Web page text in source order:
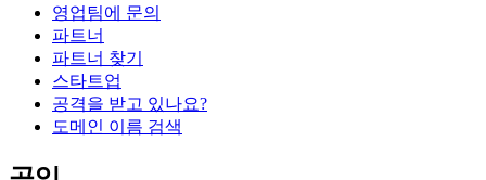
영업팀에 문의
파트너
파트너 찾기
스타트업
공격을 받고 있나요?
도메인 이름 검색